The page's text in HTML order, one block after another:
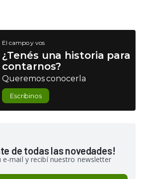
El campo y vos
¿Tenés una historia para
contarnos?
Queremos conocerla
Escribinos
de todas las novedades!
e-mail y recibí nuestro newsletter